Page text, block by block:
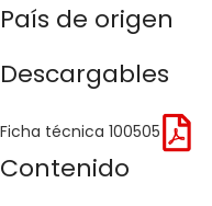
País de origen
Descargables
Ficha técnica 100505
Contenido